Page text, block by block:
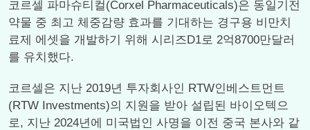
코르셀 파마슈티컬(Corxel Pharmaceuticals)은 동일기전
약물 중 최고 체중감량 효과를 기대하는 경구용 비만치
료제 에셋을 개발하기 위해 시리즈D1로 2억8700만달러
를 유치했다.
코르셀은 지난 2019년 투자회사인 RTW인베스트먼트
(RTW Investments)의 지원을 받아 설립된 바이오텍으
로, 지난 2024년에 미국법인 사명을 이전 중국 본사와 같